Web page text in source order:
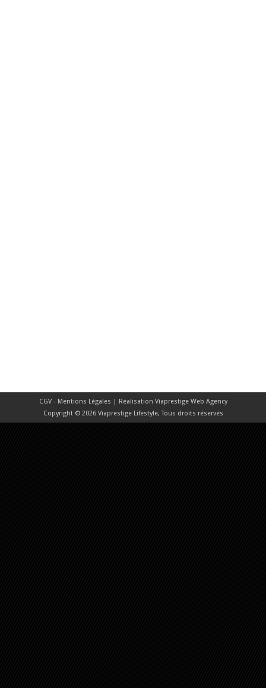
CGV - Mentions Légales | Réalisation Viaprestige Web Agency
Copyright © 2026 Viaprestige Lifestyle, Tous droits réservés